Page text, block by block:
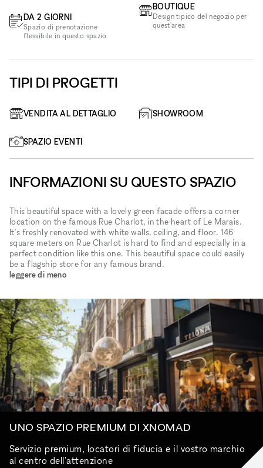
DA 2 GIORNI
Spazio di prenotazione
flessibile in questo spazio
BOUTIQUE
Design tipico del negozio per
quest'area
TIPI DI PROGETTI
VENDITA AL DETTAGLIO SHOWROOM
SPAZIO EVENTI
INFORMAZIONI SU QUESTO SPAZIO
This beautiful space with a lovely green facade offers a corner
location on the famous Rue Charlot​,​ in the heart of Le Marais.
It's freshly renovated with white walls​,​ ceiling​,​ and floor. 146
square meters on Rue Charlot is hard to find and especially in a
perfect condition like this one. This beautiful space could easily
be a flagship store for any famous brand.
leggere di meno
UNO SPAZIO PREMIUM DI XNOMAD
Servizio premium, locatori di fiducia e il vostro marchio
al centro dell'attenzione